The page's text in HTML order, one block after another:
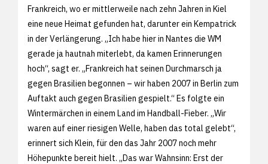
Frankreich, wo er mittlerweile nach zehn Jahren in Kiel
eine neue Heimat gefunden hat, darunter ein Kempatrick
in der Verlängerung. „Ich habe hier in Nantes die WM
gerade ja hautnah miterlebt, da kamen Erinnerungen
hoch“, sagt er. „Frankreich hat seinen Durchmarsch ja
gegen Brasilien begonnen – wir haben 2007 in Berlin zum
Auftakt auch gegen Brasilien gespielt.“ Es folgte ein
Wintermärchen in einem Land im Handball-Fieber. „Wir
waren auf einer riesigen Welle, haben das total gelebt“,
erinnert sich Klein, für den das Jahr 2007 noch mehr
Höhepunkte bereit hielt. „Das war Wahnsinn: Erst der